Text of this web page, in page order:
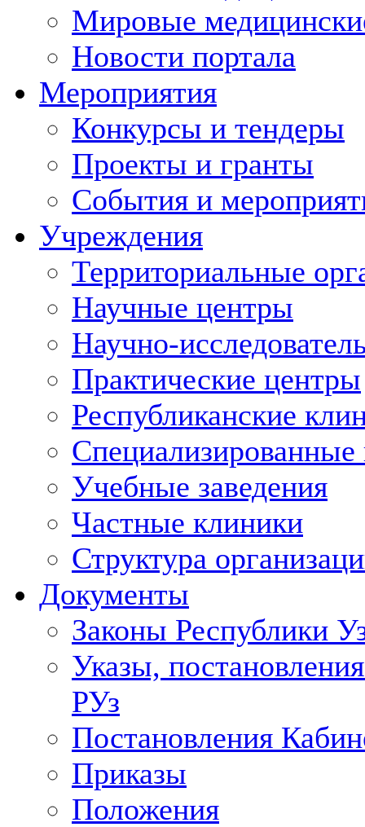
Мировые
Новости портала
Мероприятия
Конкурсы и тендеры
Проекты и гранты
События и
Учреждения
Территориальные
Научные центры
Научно-
Практические центры
Республиканские
Учебные заведения
Частные клиники
Структура
Документы
Законы Республики
Указы,
РУз
Постановления
Приказы
Положения